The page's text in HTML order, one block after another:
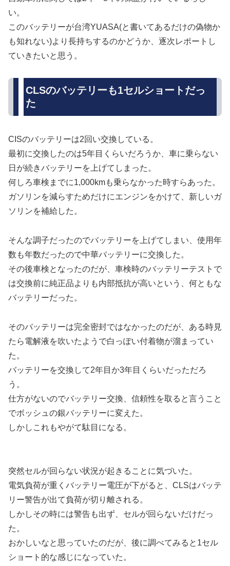
い。
このバッテリーが台湾YUASA(と書いてあるだけの偽物か
も知れない)より長持ちするのかどうか、逐次レポートし
ていきたいと思う。
CLSのバッテリーも1セルショートだっ
た
CISのバッテリーは2回い交換している。
最初に交換したのは5年目くらいだろうか、車に乗らない
日が続きバッテリーを上げてしまった。
何しろ車検までに1,000kmも乗らなかった時すらあった。
ガソリンを減らすためだけにエンジンをかけて、新しいガ
ソリンを補給した。
そんな調子だったのでバッテリーを上げてしまい、使用年
数も年数だったので中華バッテリーに交換した。
その後車検となったのだが、車検時のバッテリーテストで
は交換前に純正品よりも内部抵抗が高いという、何ともな
バッテリーだった。
そのバッテリーは完全密封ではなかったのだが、ある時見
たら電解液を吹いたようで白っぽい付着物が溜まってい
た。
バッテリーを交換して2年目か3年目くらいだっただろ
う。
仕方がないのでバッテリー交換、信頼性を取ると言うこと
でボッシュの銀バッテリーに変えた。
しかしこれもやがて駄目になる。
突然セルが回らない状況が起きることに気づいた。
電気負荷が重くバッテリー電圧が下がると、CLSはバッテ
リー警告が出て負荷が切り離される。
しかしその時には警告も出ず、セルが回らないだけだっ
た。
おかしいなと思っていたのだが、後に調べてみると1セル
ショート的な感じになっていた。